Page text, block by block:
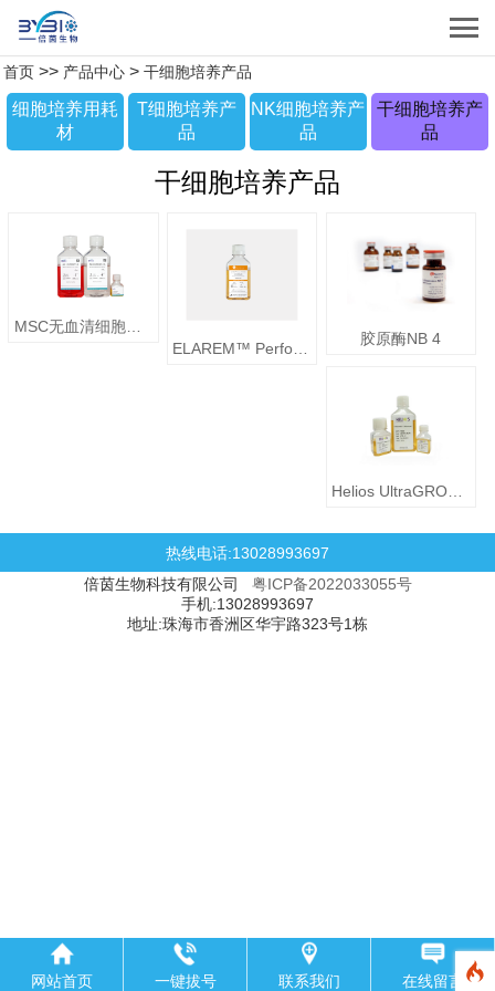
首页 >> 产品中心 > 干细胞培养产品
细胞培养用耗
材
T细胞培养产
品
NK细胞培养产
品
干细胞培养产
品
干细胞培养产品
MSC无血清细胞培养基
胶原酶NB 4
Helios UltraGRO™-Advanced细胞培养添加剂
热线电话:13028993697
倍茵生物科技有限公司 粤ICP备2022033055号
手机:13028993697
地址:珠海市香洲区华宇路323号1栋
网站首页 一键拔号 联系我们 在线留言